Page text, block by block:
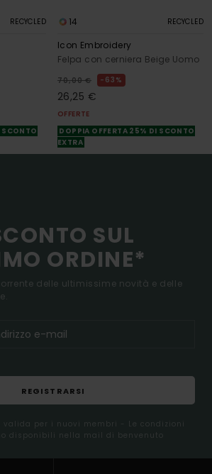
RECYCLED 14 RECYCLED
Icon Embroidery
Felpa con cerniera Beige Uomo
70,00 € 63%
26,25 €
OFFERTE
DOPPIA OFFERTA 25% DI SCONTO
EXTRA
SUL
ORDINE*
delle ultimissime novità e delle
REGISTRARSI
valida per i nuovi membri - Le condizioni
disponibili nella mail di benvenuto